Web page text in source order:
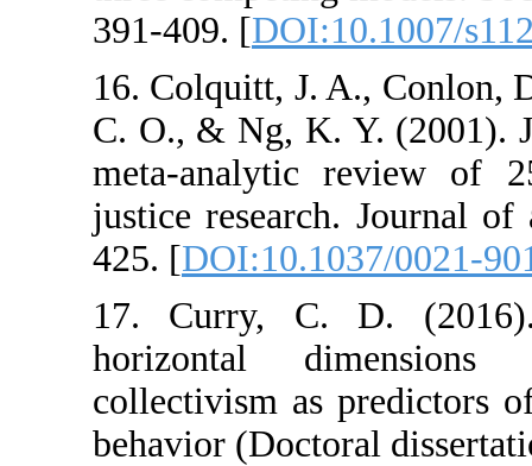
391-409. [
16. Colquitt, J.
C. O., & Ng, K.
meta-analytic
justice
425. [
17. Curry,
horizontal
collectivism as
behavior